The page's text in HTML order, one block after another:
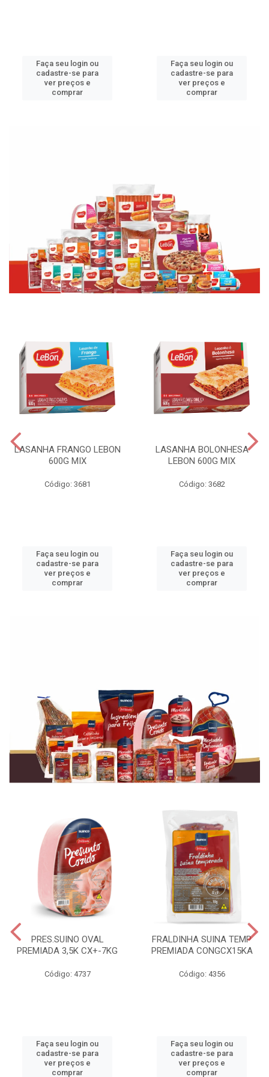
Faça seu login ou
cadastre-se para
ver preços e
comprar
Faça seu login ou
cadastre-se para
ver preços e
comprar
LASANHA FRANGO LEBON
600G MIX
Código: 3681
Faça seu login ou
cadastre-se para
ver preços e
comprar
LASANHA BOLONHESA
LEBON 600G MIX
Código: 3682
Faça seu login ou
cadastre-se para
ver preços e
comprar
PRES.SUINO OVAL
PREMIADA 3,5K CX+-7KG
Código: 4737
Faça seu login ou
cadastre-se para
ver preços e
comprar
FRALDINHA SUINA TEMP
PREMIADA CONGCX15KA
Código: 4356
Faça seu login ou
cadastre-se para
ver preços e
comprar